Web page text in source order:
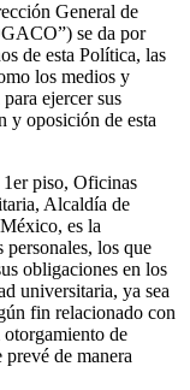
General de
se da por
de esta Política, las
los medios y
ejercer sus
y oposición de esta
piso, Oficinas
Alcaldía de
es la
personales, los que
obligaciones en los
universitaria, ya sea
fin relacionado con
de
de manera